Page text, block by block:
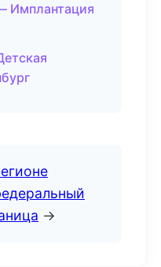
Имплантация
→